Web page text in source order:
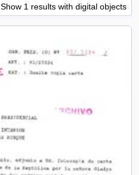
Show 1 results with digital objects